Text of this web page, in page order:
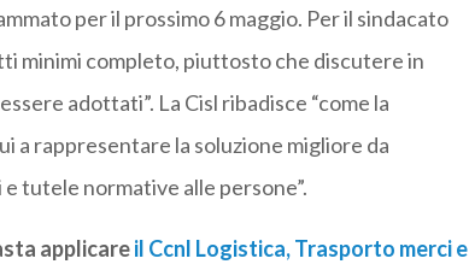
per il prossimo 6 maggio. Per il sindacato
minimi completo, piuttosto che discutere in
adottati”. La Cisl ribadisce “come la
a rappresentare la soluzione migliore da
tutele normative alle persone”.
applicareil Ccnl Logistica, Trasporto merci e